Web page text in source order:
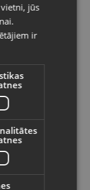
uz jūs
ir